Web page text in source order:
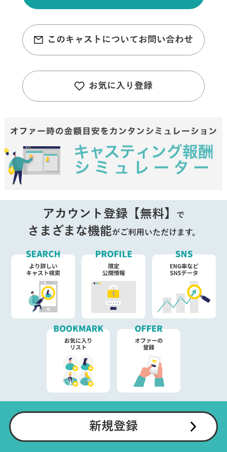
このキャストについてお問い合わせ
お気に入り登録
アカウント登録【無料】 で
さまざまな機能がご利用いただけます。
新規登録